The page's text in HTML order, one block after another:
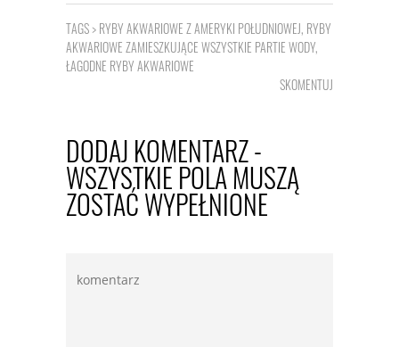
TAGS >RYBY AKWARIOWE Z AMERYKI POŁUDNIOWEJ, RYBY
AKWARIOWE ZAMIESZKUJĄCE WSZYSTKIE PARTIE WODY,
ŁAGODNE RYBY AKWARIOWE
SKOMENTUJ
DODAJ KOMENTARZ -
WSZYSTKIE POLA MUSZĄ
ZOSTAĆ WYPEŁNIONE